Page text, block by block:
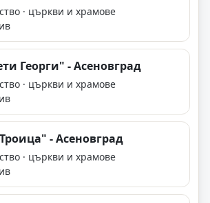
· църкви и храмове
Георги" - Асеновград
· църкви и храмове
- Асеновград
· църкви и храмове